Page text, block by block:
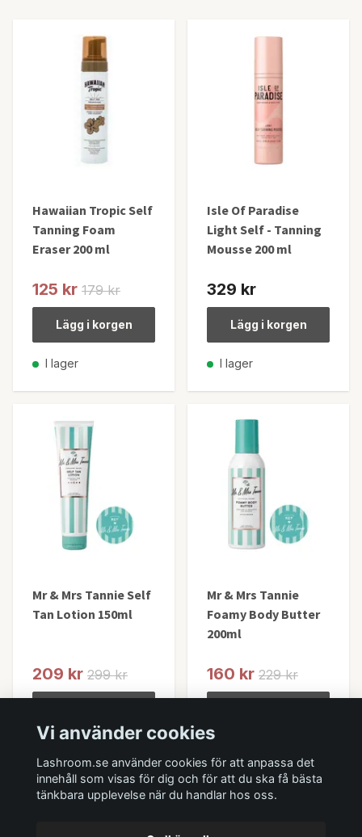
Hawaiian Tropic Self
Tanning Foam
Eraser 200 ml
125 kr 179 kr
Lägg i korgen
I lager
Isle Of Paradise
Light Self - Tanning
Mousse 200 ml
329 kr
Lägg i korgen
I lager
Mr & Mrs Tannie Self
Tan Lotion 150ml
209 kr 299 kr
Mr & Mrs Tannie
Foamy Body Butter
200ml
160 kr 229 kr
Vi använder cookies
Lashroom.se använder cookies för att anpassa det
innehåll som visas för dig och för att du ska få bästa
tänkbara upplevelse när du handlar hos oss.